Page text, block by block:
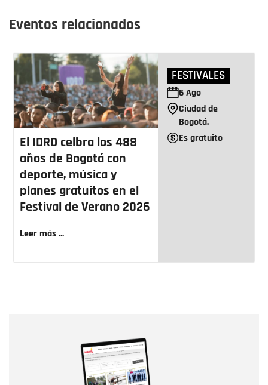
Eventos relacionados
El IDRD celbra los 488
años de Bogotá con
deporte, música y
planes gratuitos en el
Festival de Verano 2026
Leer más ...
FESTIVALES
6Ago
Ciudad de
Bogotá.
Es gratuito
Correo electrónico